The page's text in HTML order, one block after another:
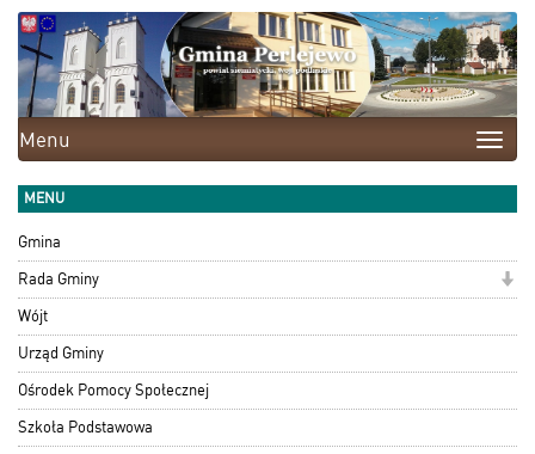
Toggle
Menu
MENU
Gmina
Rada Gminy
Wójt
Urząd Gminy
Ośrodek Pomocy Społecznej
Szkoła Podstawowa